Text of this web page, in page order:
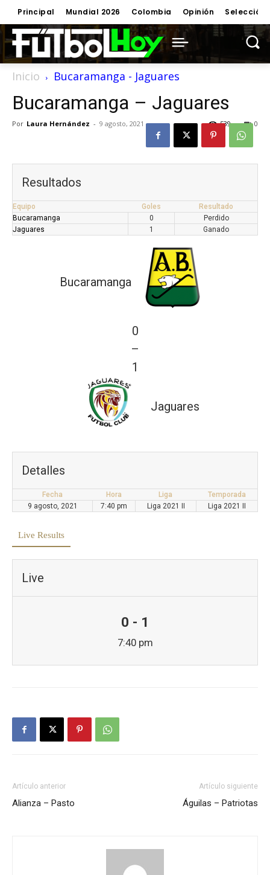
Principal Mundial 2026 Colombia Opinión Selección
Inicio Bucaramanga - Jaguares
Bucaramanga – Jaguares
Por Laura Hernández - 9 agosto, 2021 0
539
Resultados
Equipo Goles
Resultado
Bucaramanga
0
Perdido
Jaguares
1 Ganado
Bucaramanga
0
—
1
Jaguares
Detalles
Fecha Hora Liga
Temporada
9 agosto, 2021
7:40 pm Liga 2021 II Liga 2021 II
Live Results
Live
0 - 1
7:40 pm
Artículo anterior
Alianza – Pasto
Artículo siguiente
Águilas – Patriotas